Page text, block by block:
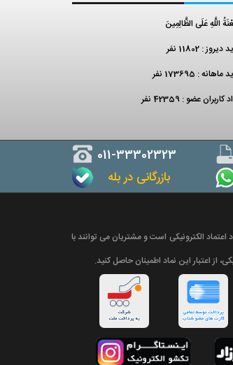
اللَّهِ عَلَى الظَّالِمِينَ
: 11802 نفر
: 173695 نفر
عضو : 42359 نفر
011-33302323
بازرگانی در بله
الکترونیکی است و مشتریان می توانند با
از اعتبار این نماد اطمینان حاصل کنید.